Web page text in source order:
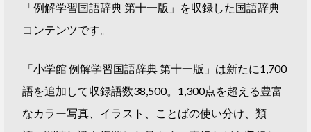
「例解学習国語辞典 第十一版」を収録した国語辞典
コンテンツです。
「小学館 例解学習国語辞典 第十一版」は新たに1,700
語を追加して収録語数38,500。1,300点を超える豊富
なカラー写真、イラスト、ことばの使い分け、類